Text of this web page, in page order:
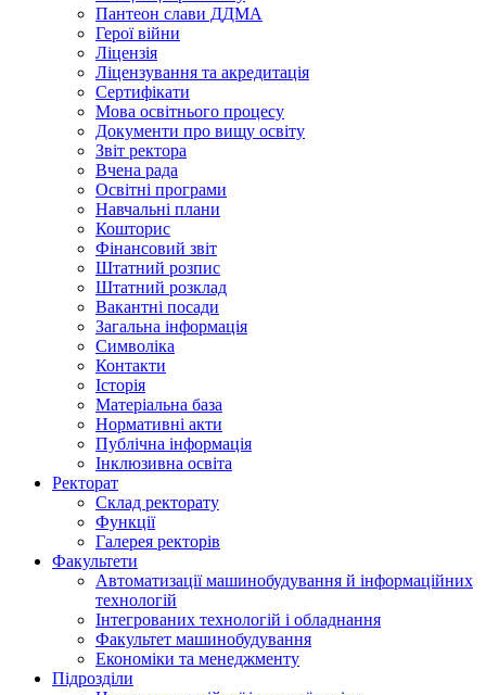
Пантеон слави ДДМА
Герої війни
Ліцензія
Ліцензування та акредитація
Сертифікати
Мова освітнього процесу
Документи про вищу освіту
Звіт ректора
Вчена рада
Освітні програми
Навчальні плани
Кошторис
Фінансовий звіт
Штатний розпис
Штатний розклад
Вакантні посади
Загальна інформація
Символіка
Контакти
Історія
Матеріальна база
Нормативні акти
Публічна інформація
Інклюзивна освіта
Ректорат
Склад ректорату
Функції
Галерея ректорів
Факультети
Автоматизації машинобудування й інформаційних
технологій
Інтегрованих технологій і обладнання
Факультет машинобудування
Економіки та менеджменту
Підрозділи